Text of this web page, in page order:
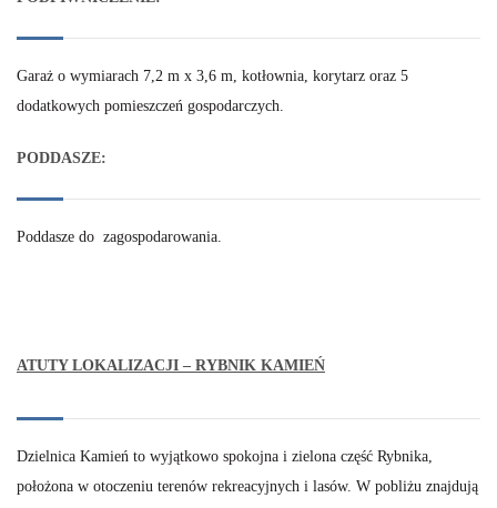
Garaż o wymiarach 7,2 m x 3,6 m, kotłownia, korytarz oraz 5
dodatkowych pomieszczeń gospodarczych.
PODDASZE:
Poddasze do zagospodarowania.
ATUTY LOKALIZACJI – RYBNIK KAMIEŃ
Dzielnica Kamień to wyjątkowo spokojna i zielona część Rybnika,
położona w otoczeniu terenów rekreacyjnych i lasów. W pobliżu znajdują